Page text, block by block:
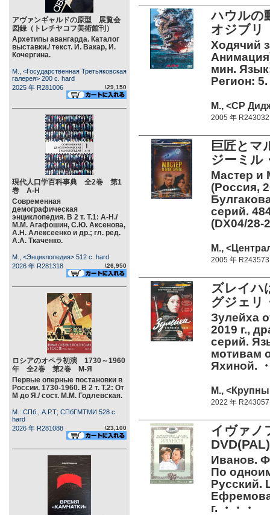
アヴァンギャルドの原型 展覧会
図録（トレチヤコフ美術館刊）
Архетипы авангарда. Каталог
выставки./ текст. И. Вакар, И.
Кочергина.
М., <Государственная Третьяковская
галерея> 200 c. hard
2025 年 R281006
\29,150
現代人口学百科事典 全2巻 第1
巻 А-Н
Современная
демографическая
энциклопедия. В 2 т. Т.1: А-Н./
М.М. Агафошин, С.Ю. Аксенова,
А.Н. Алексеенко и др.; гл. ред.
А.А. Ткаченко.
М., <Энциклопедия> 512 c. hard
2026 年 R281318
\26,950
ロシアのオペラ初演 1730～1960
年 全2巻 第2巻 М-Я
Первые оперные постановки в
России. 1730-1960. В 2 т. Т.2: От
М до Я./ сост. М.М. Годлевская.
М.: СПб., А.Р.Т; СПбГМТМИ 528 c.
hard
2026 年 R281088
\23,100
ハウル
オジブ
Ходячий
мин.
Регион: 5.
М., <СР
2005 年 R243032
巨匠と
ジーミル
Мастер и
(Россия,
серий.
(DX04/28-
М.,
2005 年 R243573
ズレイ
グジェ
Зулейха
2019 г.,
серий.
мотивам
Яхиной.
М.,
2022 年 R243057
イヴァ
Иванов.
По
Русский.
г. ・・・